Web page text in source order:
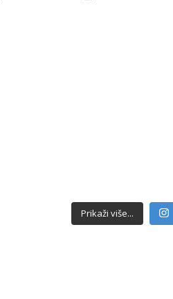
Prikaži više...